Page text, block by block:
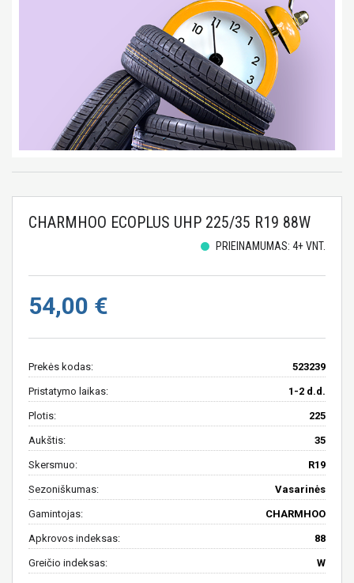
CHARMHOO ECOPLUS UHP 225/35 R19 88W
PRIEINAMUMAS: 4+ VNT.
54,00 €
Prekės kodas: 523239
Pristatymo laikas: 1-2 d.d.
Plotis: 225
Aukštis: 35
Skersmuo: R19
Sezoniškumas: Vasarinės
Gamintojas: CHARMHOO
Apkrovos indeksas: 88
Greičio indeksas: W